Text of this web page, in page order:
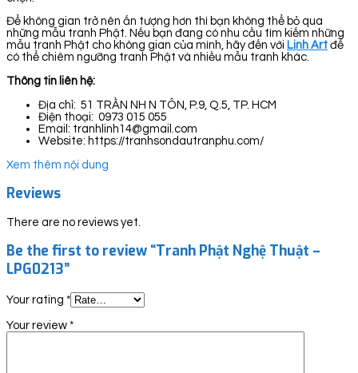
Để không gian trở nên ấn tượng hơn thì bạn không thể bỏ qua
những mẫu tranh Phật. Nếu bạn đang có nhu cầu tìm kiếm những
mẫu tranh Phật cho không gian của mình, hãy đến với Linh Art để
có thể chiêm ngưỡng tranh Phật và nhiều mẫu tranh khác.
Thông tin liên hệ:
Địa chỉ: 51 TRẦN NH N TÔN, P.9, Q.5, TP. HCM
Điện thoại: 0973 015 055
Email: tranhlinh14@gmail.com
Website: https://tranhsondautranphu.com/
Xem thêm nội dung
Reviews
There are no reviews yet.
Be the first to review “Tranh Phật Nghệ Thuật –
LPG0213”
Your rating *
Your review *